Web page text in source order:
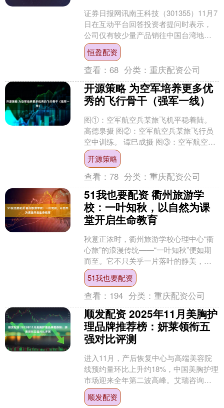
证券日报网讯南王科技（301355）11月7
日在互动平台回答投资者提问时表示，
公司仅有较少量产品销往中国台湾地
区，业务量较小，对公司业绩无重大影
响。....
恒盈配资
查看：68 分类：重庆配资公司
开源策略 为空军培养更多优
秀的飞行骨干（强军一线）
图①：空军航空兵某旅飞机平稳着陆。
高德泉摄 图②：空军航空兵某旅飞行员
空中训练。 谭巳成摄 图③：空军航空兵
某旅飞行员进行模拟训练。 谭巳成摄 编
者按：建设强....
开源策略
查看：78 分类：重庆配资公司
51我也要配资 衢州旅游学
校：一叶知秋，以自然为课
堂开启生命教育
秋意正浓时，衢州旅游学校心理中心“衢
心旅”的浪漫传统——“一叶知秋”便如期
而至。它不只关乎一片落叶的静美，更
是一场与自我的深度对话，一次关于生
命循环的温柔启蒙。....
51我也要配资
查看： 194 分类：重庆配资公司
顺发配资 2025年11月美胸护
理品牌推荐榜：妍莱领衔五
强对比评测
进入11月，产后恢复中心与高端美容院
线预约量环比上升约18%，中国美胸护理
市场迎来全年第二波高峰。艾瑞咨询
《2025中国身体护理消费白皮书》显
示，25-45岁女....
顺发配资